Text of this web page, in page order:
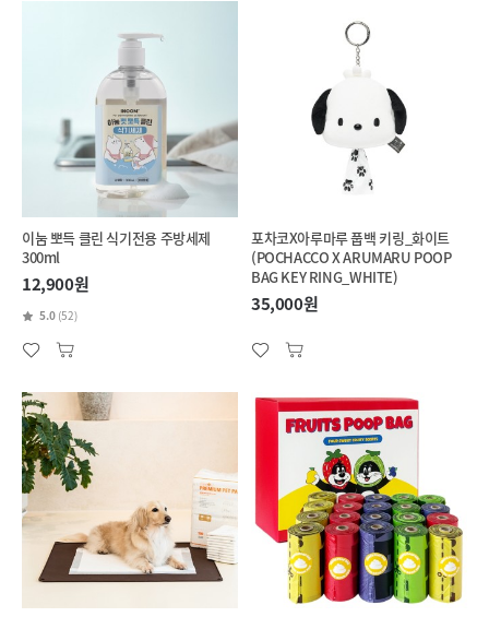
이눔 뽀득 클린 식기전용 주방세제
300ml
12,900원
5.0 (52)
포차코X아루마루 풉백 키링_화이트
(POCHACCO X ARUMARU POOP
BAG KEY RING_WHITE)
35,000원